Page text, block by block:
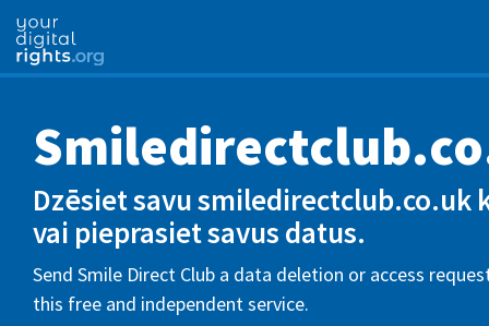
Dzēsiet savu smiledirectclub.co.uk
vai pieprasiet savus datus.
Send Smile Direct Club a data deletion or access
this free and independent service.